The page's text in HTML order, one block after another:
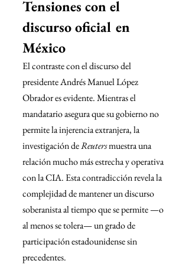
Tensiones con el
discurso oficial en
México
El contraste con el discurso del
presidente Andrés Manuel López
Obrador es evidente. Mientras el
mandatario asegura que su gobierno no
permite la injerencia extranjera, la
investigación de Reuters muestra una
relación mucho más estrecha y operativa
con la CIA. Esta contradicción revela la
complejidad de mantener un discurso
soberanista al tiempo que se permite —o
al menos se tolera— un grado de
participación estadounidense sin
precedentes.